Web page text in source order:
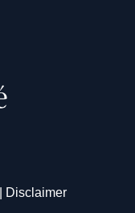
Disclaimer